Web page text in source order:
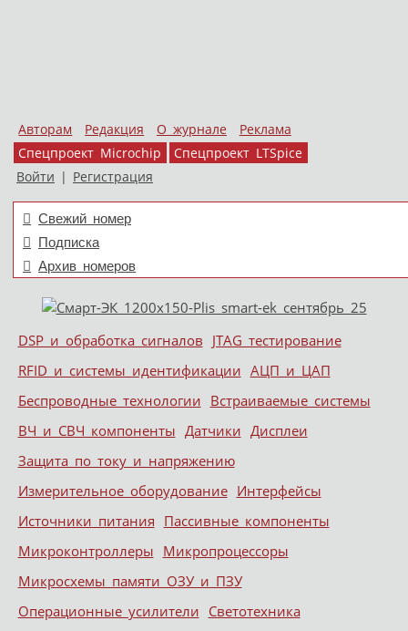
Авторам Редакция О журнале
Реклама
Спецпроект Microchip
Спецпроект LTSpice
Войти | Регистрация
Свежий номер
Подписка
Архив номеров
Меню
Skip to content
DSP и обработка сигналов JTAG тестирование
RFID и системы идентификации АЦП и ЦАП
Беспроводные технологии Встраиваемые системы
ВЧ и СВЧ компоненты Датчики Дисплеи
Защита по току и напряжению
Измерительное оборудование Интерфейсы
Источники питания Пассивные компоненты
Микроконтроллеры Микропроцессоры
Микросхемы памяти ОЗУ и ПЗУ
Операционные усилители Светотехника